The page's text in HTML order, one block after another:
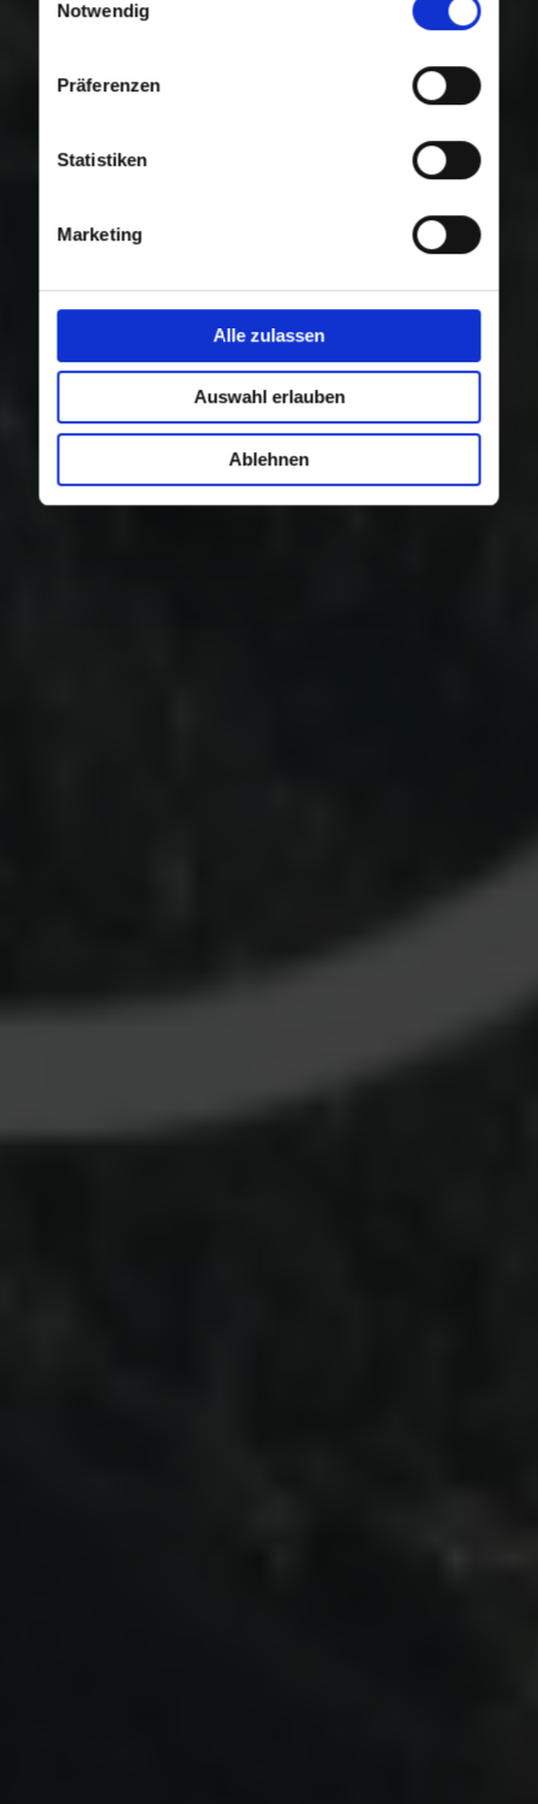
Nutzung der Dienste gesammelt haben.
Notwendig
Präferenzen
Statistiken
Marketing
Alle zulassen
Auswahl erlauben
Ablehnen